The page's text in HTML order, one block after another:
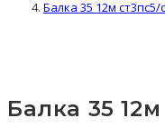
Балка 35 12м ст3пс5/
Балка 35